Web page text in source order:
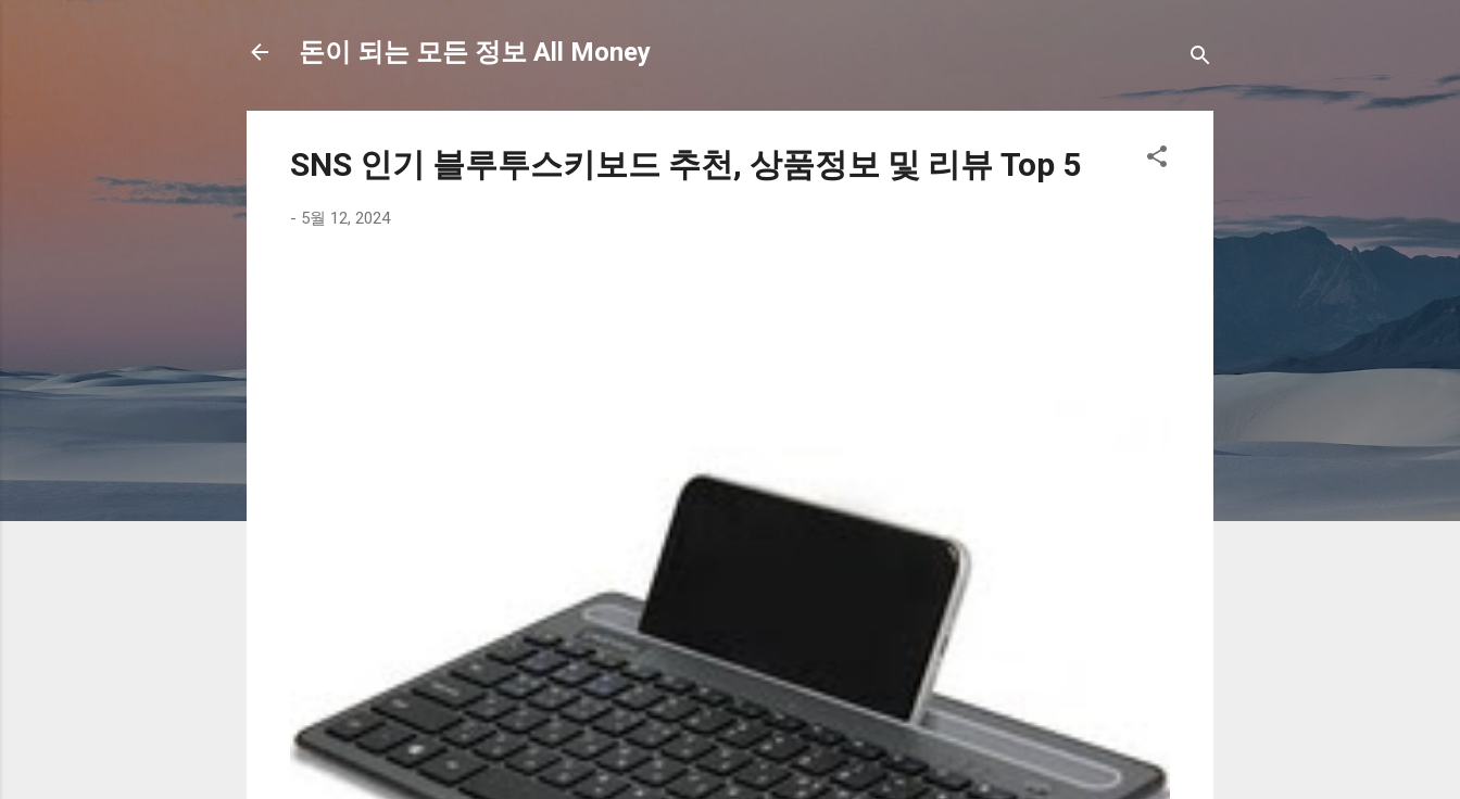
돈이 되는 모든 정보 All Money
SNS 인기 블루투스키보드 추천, 상품정보 및 리뷰 Top 5
- 5월 12, 2024